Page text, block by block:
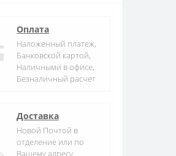
Оплата
Наложенный платеж,
Банковской картой,
Наличными в офисе,
Безналичный расчет
Доставка
Новой Почтой в
отделение или по
Вашему адресу.